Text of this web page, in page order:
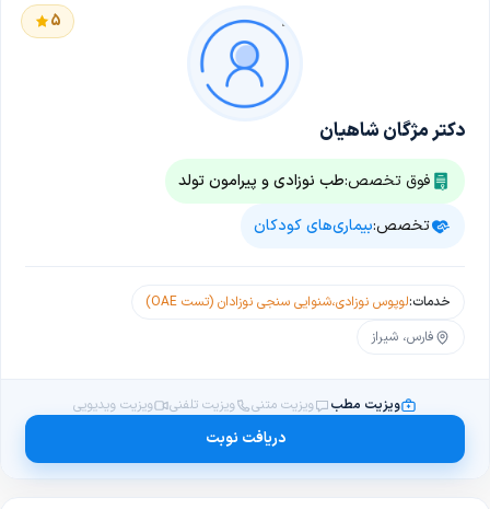
5
دکتر مژگان شاهیان
فوق تخصص:طب نوزادی و پیرامون تولد
تخصص:بیماری‌های کودکان
خدمات:لوپوس نوزادی،شنوایی سنجی نوزادان (تست OAE)
فارس، شیراز
ویزیت مطب ویزیت متنی ویزیت تلفنی ویزیت ویدیویی
دریافت نوبت